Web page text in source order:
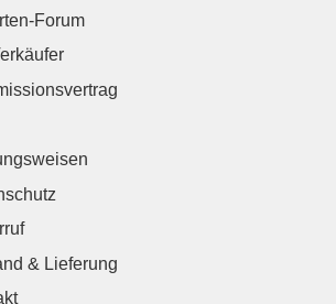
Forum
& Lieferung